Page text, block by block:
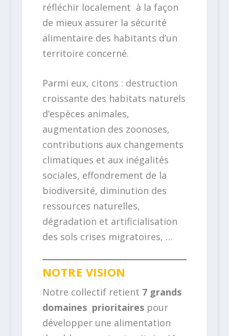
réfléchir localement à la façon
de mieux assurer la sécurité
alimentaire des habitants d’un
territoire concerné.
Parmi eux, citons : destruction
croissante des habitats naturels
d’espèces animales,
augmentation des zoonoses,
contributions aux changements
climatiques et aux inégalités
sociales, effondrement de la
biodiversité, diminution des
ressources naturelles,
dégradation et artificialisation
des sols crises migratoires, …
NOTRE VISION
Notre collectif retient 7 grands
domaines prioritairespour
développer une alimentation